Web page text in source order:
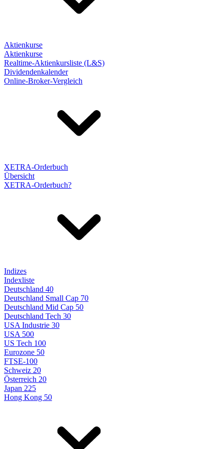
Aktienkurse
Aktienkurse
Realtime-Aktienkursliste (L&S)
Dividendenkalender
Online-Broker-Vergleich
XETRA-Orderbuch
Übersicht
XETRA-Orderbuch?
Indizes
Indexliste
Deutschland 40
Deutschland Small Cap 70
Deutschland Mid Cap 50
Deutschland Tech 30
USA Industrie 30
USA 500
US Tech 100
Eurozone 50
FTSE-100
Schweiz 20
Österreich 20
Japan 225
Hong Kong 50